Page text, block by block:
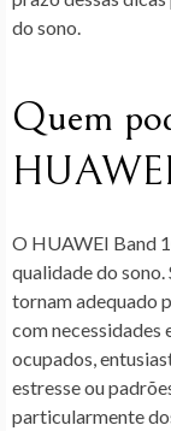
do sono.
Quem
O HUAWEI Band
qualidade do sono.
tornam adequado
com necessidades
ocupados,
estresse ou
particularmente